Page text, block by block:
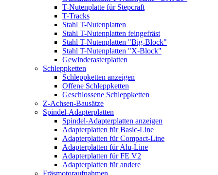
T-Nutenplatte für Stepcraft
T-Tracks
Stahl T-Nutenplatten
Stahl T-Nutenplatten feingefräst
Stahl T-Nutenplatten "Big-Block"
Stahl T-Nutenplatten "X-Block"
Gewinderasterplatten
Schleppketten
Schleppketten anzeigen
Offene Schleppketten
Geschlossene Schleppketten
Z-Achsen-Bausätze
Spindel-Adapterplatten
Spindel-Adapterplatten anzeigen
Adapterplatten für Basic-Line
Adapterplatten für Compact-Line
Adapterplatten für Alu-Line
Adapterplatten für FE V2
Adapterplatten für andere
Fräsmotoraufnahmen